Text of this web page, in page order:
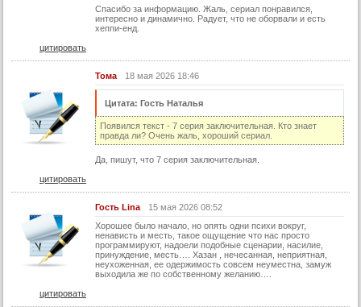
Спасибо за информацию. Жаль, сериал понравился,
интересно и динамично. Радует, что не оборвали и есть
хеппи-енд.
цитировать
Тома 18 мая 2026 18:46
Цитата: Гость Наталья
Появился текст - 7 серия заключительная. Кто знает
правда ли? Очень жаль, хороший сериал.
Да, пишут, что 7 серия заключительная.
цитировать
Гость Lina
15 мая 2026 08:52
Хорошее было начало, но опять одни психи вокруг,
ненависть и месть, такое ощущение что нас просто
программируют, надоели подобные сценарии, насилие,
принуждение, месть…. Хазан , нечесанная, неприятная,
неухоженная, ее одержимость совсем неуместна, замуж
выходила же по собственному желанию….
цитировать